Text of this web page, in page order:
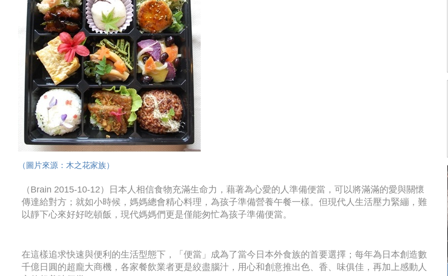
（圖片來源：木之花家族）
（Brain 2015-10-12）日本人相信食物充滿生命力，藉著為心愛的人準備便當，可以將滿滿的愛與關懷
傳達給對方；就如小時候，媽媽總會精心料理，為孩子準備營養午餐一樣。但現代人生活壓力緊繃，難
以靜下心來好好吃頓飯，現代媽媽們更是僅能匆忙為孩子準備便當。
在這樣追求快速與便利的生活型態下，「便當」成為了當今日本外食族的首要選擇；每年為日本創造數
千億日圓的超龐大商機，各家餐飲業者更是絞盡腦汁，用心和創意推出色、香、味俱佳，再加上感動人